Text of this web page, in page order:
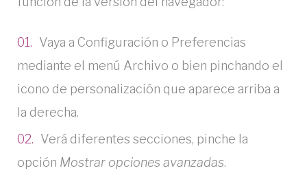
Vaya a Configuración o Preferencias
mediante el menú Archivo o bien pinchando el
icono de personalización que aparece arriba a
la derecha.
Verá diferentes secciones, pinche la
opción Mostrar opciones avanzadas.